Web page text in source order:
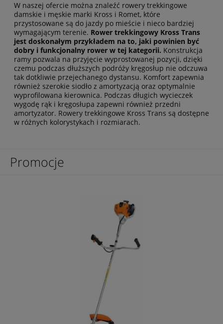
W naszej ofercie można znaleźć rowery trekkingowe
damskie i męskie marki Kross i Romet, które
przystosowane są do jazdy po mieście i nieco bardziej
wymagającym terenie. Rower trekkingowy Kross Trans
jest doskonałym przykładem na to, jaki powinien być
dobry i funkcjonalny rower w tej kategorii. Konstrukcja
ramy pozwala na przyjęcie wyprostowanej pozycji, dzięki
czemu podczas dłuższych podróży kręgosłup nie odczuwa
tak dotkliwie przejechanego dystansu. Komfort zapewnia
również szerokie siodło z amortyzacją oraz optymalnie
wyprofilowana kierownica. Podczas długich wycieczek
wygodę rąk i kręgosłupa zapewni również przedni
amortyzator. Rowery trekkingowe Kross Trans są dostępne
w różnych kolorystykach i rozmiarach.
Promocje